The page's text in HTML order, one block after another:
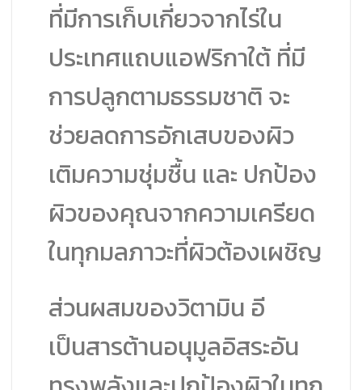
ที่มีการเก็บเกี่ยวจากไร่ใน
ประเทศแถบแอฟริกาใต้ ที่มี
การปลูกตามธรรมชาติ จะ
ช่วยลดการอักเสบของผิว
เติมความชุ่มชื้น และ ปกป้อง
ผิวของคุณจากความเครียด
ในทุกมลภาวะที่ผิวต้องเผชิญ
ส่วนผสมของวิตามิน อี
เป็นสารต้านอนุมูลอิสระอัน